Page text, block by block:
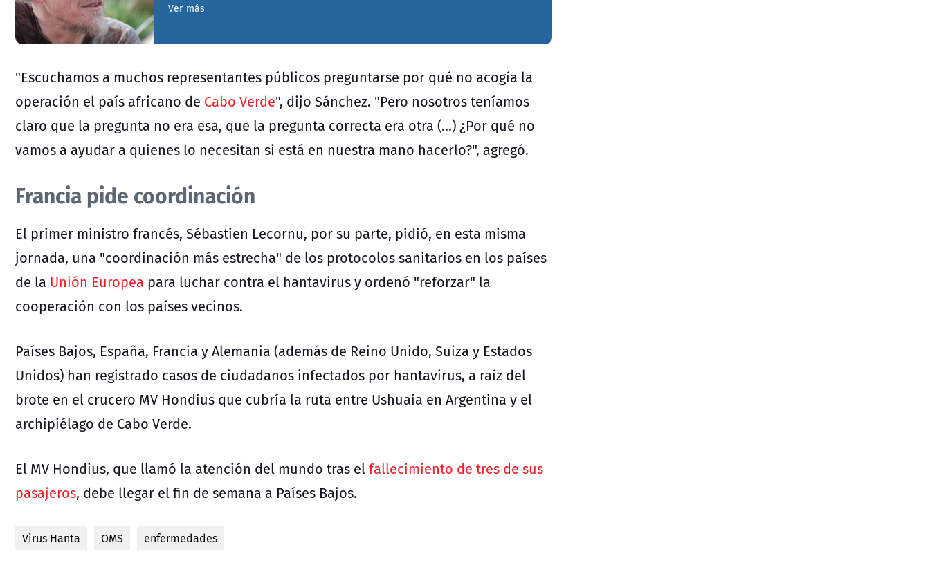
Ver más
"Escuchamos a muchos representantes públicos preguntarse por qué no acogía la
operación el país africano de Cabo Verde", dijo Sánchez. "Pero nosotros teníamos
claro que la pregunta no era esa, que la pregunta correcta era otra (...) ¿Por qué no
vamos a ayudar a quienes lo necesitan si está en nuestra mano hacerlo?", agregó.
Francia pide coordinación
El primer ministro francés, Sébastien Lecornu, por su parte, pidió, en esta misma
jornada, una "coordinación más estrecha" de los protocolos sanitarios en los países
de la Unión Europea para luchar contra el hantavirus y ordenó "reforzar" la
cooperación con los países vecinos.
Países Bajos, España, Francia y Alemania (además de Reino Unido, Suiza y Estados
Unidos) han registrado casos de ciudadanos infectados por hantavirus, a raíz del
brote en el crucero MV Hondius que cubría la ruta entre Ushuaia en Argentina y el
archipiélago de Cabo Verde.
El MV Hondius, que llamó la atención del mundo tras elfallecimiento de tres de sus
pasajeros, debe llegar el fin de semana a Países Bajos.
Virus Hanta OMS enfermedades